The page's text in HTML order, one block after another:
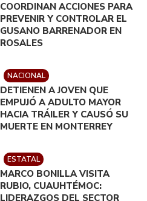
COORDINAN ACCIONES PARA
PREVENIR Y CONTROLAR EL
GUSANO BARRENADOR EN
ROSALES
NACIONAL
DETIENEN A JOVEN QUE
EMPUJÓ A ADULTO MAYOR
HACIA TRÁILER Y CAUSÓ SU
MUERTE EN MONTERREY
ESTATAL
MARCO BONILLA VISITA
RUBIO, CUAUHTÉMOC:
LIDERAZGOS DEL SECTOR